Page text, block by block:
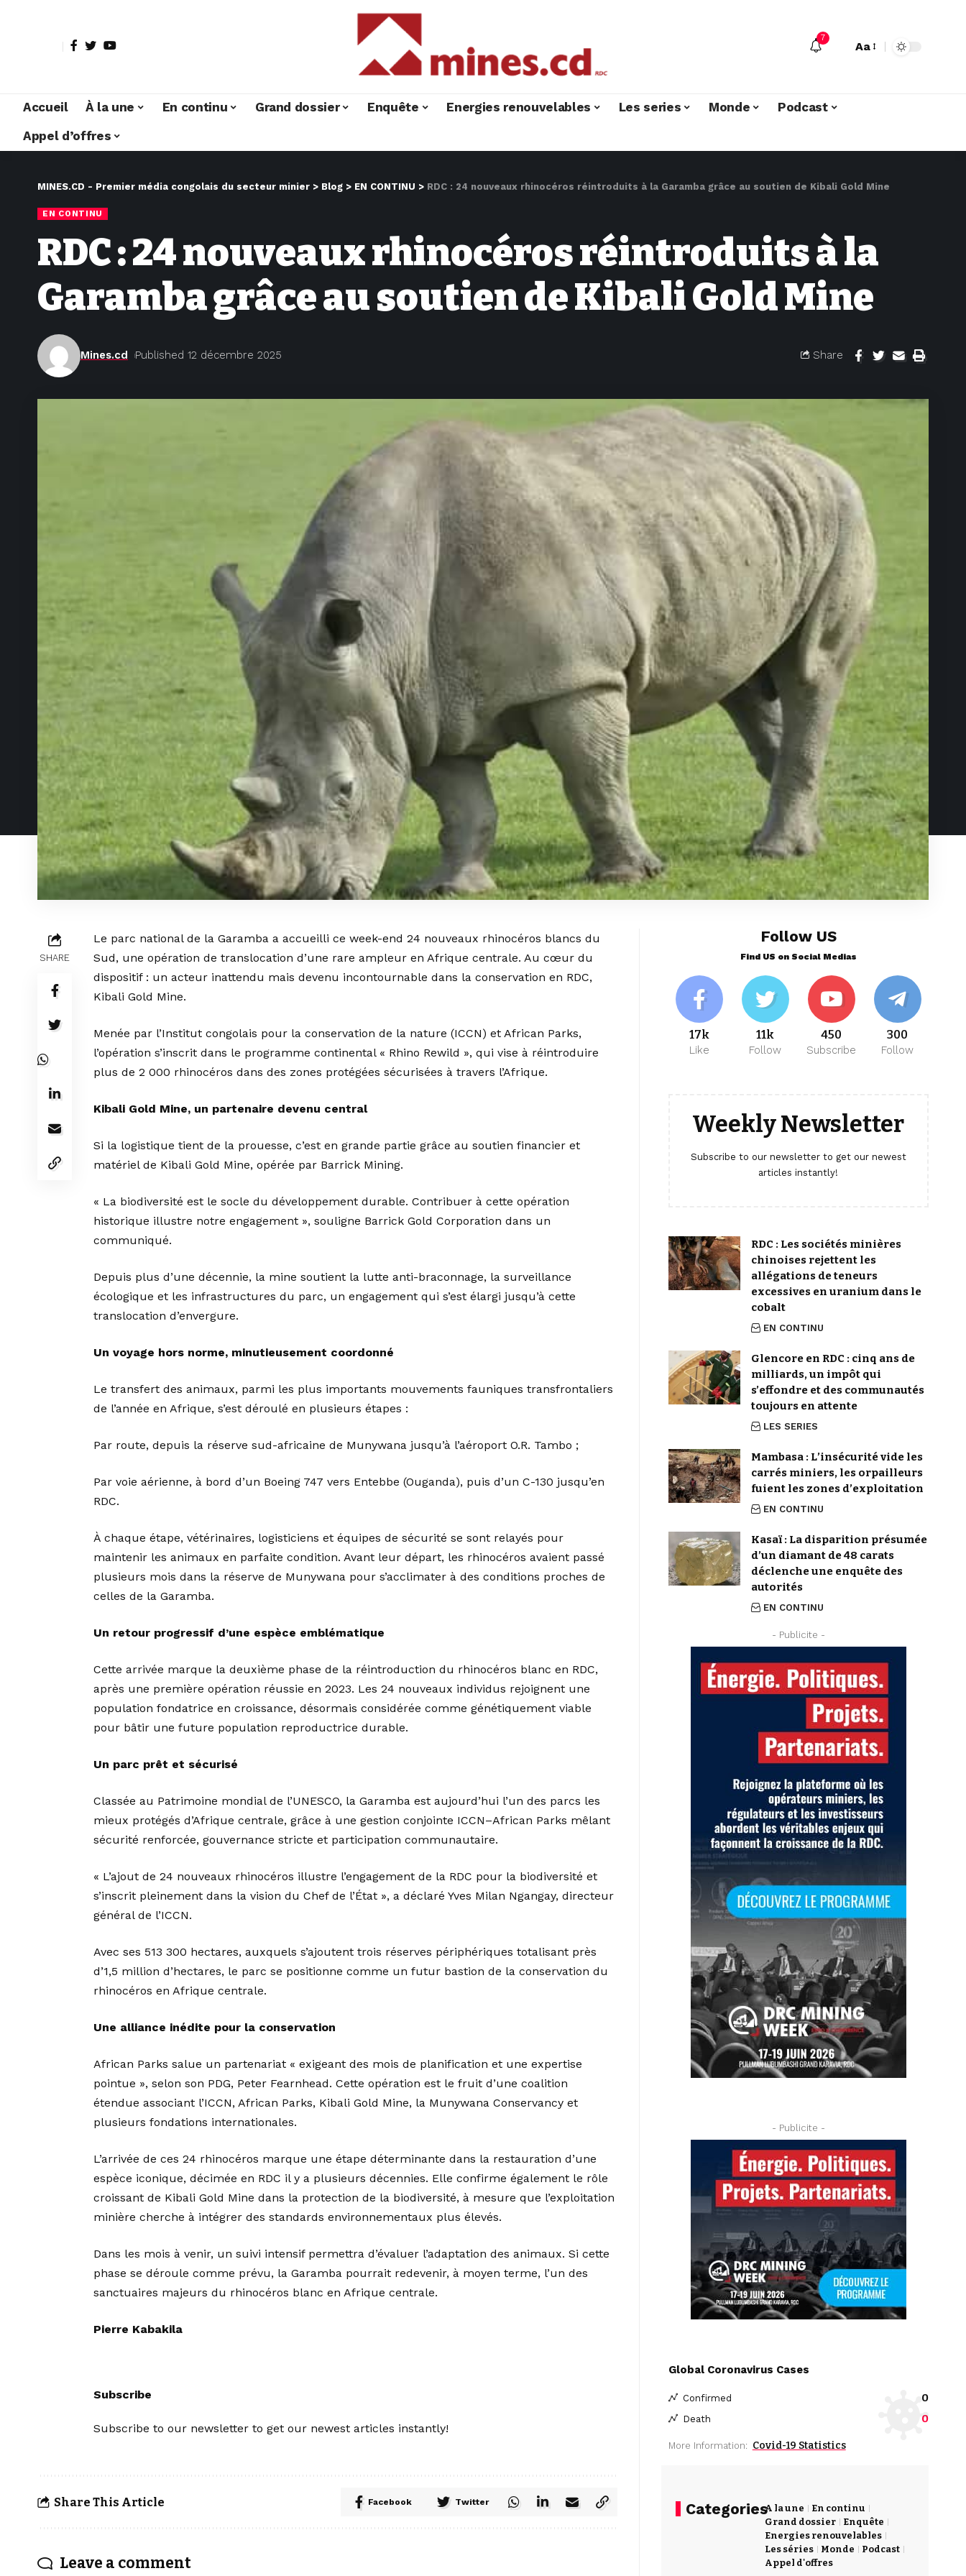
7
Aa
Accueil À la une En continu Grand dossier Enquête Energies renouvelables Les series Monde
Podcast
Appel d’offres
MINES.CD - Premier média congolais du secteur minier > Blog > EN CONTINU > RDC : 24 nouveaux rhinocéros réintroduits à la Garamba grâce au soutien de Kibali Gold Mine
EN CONTINU
RDC : 24 nouveaux rhinocéros réintroduits à la
Garamba grâce au soutien de Kibali Gold Mine
Mines.cd Published 12 décembre 2025 Share
SHARE
Le parc national de la Garamba a accueilli ce week-end 24 nouveaux rhinocéros blancs du
Sud, une opération de translocation d’une rare ampleur en Afrique centrale. Au cœur du
dispositif : un acteur inattendu mais devenu incontournable dans la conservation en RDC,
Kibali Gold Mine.
Menée par l’Institut congolais pour la conservation de la nature (ICCN) et African Parks,
l’opération s’inscrit dans le programme continental « Rhino Rewild », qui vise à réintroduire
plus de 2 000 rhinocéros dans des zones protégées sécurisées à travers l’Afrique.
Kibali Gold Mine, un partenaire devenu central
Si la logistique tient de la prouesse, c’est en grande partie grâce au soutien financier et
matériel de Kibali Gold Mine, opérée par Barrick Mining.
« La biodiversité est le socle du développement durable. Contribuer à cette opération
historique illustre notre engagement », souligne Barrick Gold Corporation dans un
communiqué.
Depuis plus d’une décennie, la mine soutient la lutte anti-braconnage, la surveillance
écologique et les infrastructures du parc, un engagement qui s’est élargi jusqu’à cette
translocation d’envergure.
Un voyage hors norme, minutieusement coordonné
Le transfert des animaux, parmi les plus importants mouvements fauniques transfrontaliers
de l’année en Afrique, s’est déroulé en plusieurs étapes :
Par route, depuis la réserve sud-africaine de Munywana jusqu’à l’aéroport O.R. Tambo ;
Par voie aérienne, à bord d’un Boeing 747 vers Entebbe (Ouganda), puis d’un C-130 jusqu’en
RDC.
À chaque étape, vétérinaires, logisticiens et équipes de sécurité se sont relayés pour
maintenir les animaux en parfaite condition. Avant leur départ, les rhinocéros avaient passé
plusieurs mois dans la réserve de Munywana pour s’acclimater à des conditions proches de
celles de la Garamba.
Un retour progressif d’une espèce emblématique
Cette arrivée marque la deuxième phase de la réintroduction du rhinocéros blanc en RDC,
après une première opération réussie en 2023. Les 24 nouveaux individus rejoignent une
population fondatrice en croissance, désormais considérée comme génétiquement viable
pour bâtir une future population reproductrice durable.
Un parc prêt et sécurisé
Classée au Patrimoine mondial de l’UNESCO, la Garamba est aujourd’hui l’un des parcs les
mieux protégés d’Afrique centrale, grâce à une gestion conjointe ICCN–African Parks mêlant
sécurité renforcée, gouvernance stricte et participation communautaire.
« L’ajout de 24 nouveaux rhinocéros illustre l’engagement de la RDC pour la biodiversité et
s’inscrit pleinement dans la vision du Chef de l’État », a déclaré Yves Milan Ngangay, directeur
général de l’ICCN.
Avec ses 513 300 hectares, auxquels s’ajoutent trois réserves périphériques totalisant près
d’1,5 million d’hectares, le parc se positionne comme un futur bastion de la conservation du
rhinocéros en Afrique centrale.
Une alliance inédite pour la conservation
African Parks salue un partenariat « exigeant des mois de planification et une expertise
pointue », selon son PDG, Peter Fearnhead. Cette opération est le fruit d’une coalition
étendue associant l’ICCN, African Parks, Kibali Gold Mine, la Munywana Conservancy et
plusieurs fondations internationales.
L’arrivée de ces 24 rhinocéros marque une étape déterminante dans la restauration d’une
espèce iconique, décimée en RDC il y a plusieurs décennies. Elle confirme également le rôle
croissant de Kibali Gold Mine dans la protection de la biodiversité, à mesure que l’exploitation
minière cherche à intégrer des standards environnementaux plus élevés.
Dans les mois à venir, un suivi intensif permettra d’évaluer l’adaptation des animaux. Si cette
phase se déroule comme prévu, la Garamba pourrait redevenir, à moyen terme, l’un des
sanctuaires majeurs du rhinocéros blanc en Afrique centrale.
Pierre Kabakila
Subscribe
Subscribe to our newsletter to get our newest articles instantly!
Share This Article Facebook Twitter
Leave a comment
Follow US
Find US on Social Medias
17k
Like
11k
Follow
450
Subscribe
300
Follow
Weekly Newsletter
Subscribe to our newsletter to get our newest
articles instantly!
RDC : Les sociétés minières
chinoises rejettent les
allégations de teneurs
excessives en uranium dans le
cobalt
EN CONTINU
Glencore en RDC : cinq ans de
milliards, un impôt qui
s’effondre et des communautés
toujours en attente
LES SERIES
Mambasa : L’insécurité vide les
carrés miniers, les orpailleurs
fuient les zones d’exploitation
EN CONTINU
Kasaï : La disparition présumée
d’un diamant de 48 carats
déclenche une enquête des
autorités
EN CONTINU
- Publicite -
- Publicite -
Global Coronavirus Cases
Confirmed 0
Death 0
More Information: Covid-19 Statistics
CategoriesA la une
En continu
Grand dossier
Enquête
Energies renouvelables
Les séries
Monde
Podcast
Appel d'offres